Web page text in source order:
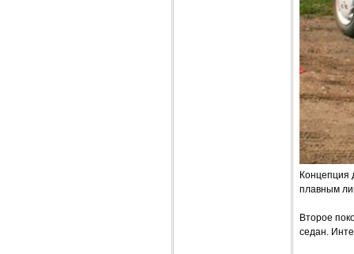
Концепция
плавным
Второе
седан.